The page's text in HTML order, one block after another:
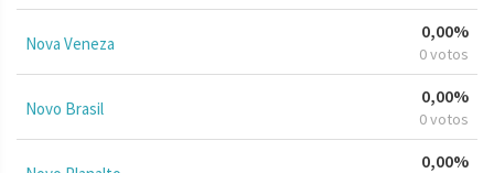
Nova Veneza
0,00%
0 votos
Novo Brasil
0,00%
0 votos
0,00%